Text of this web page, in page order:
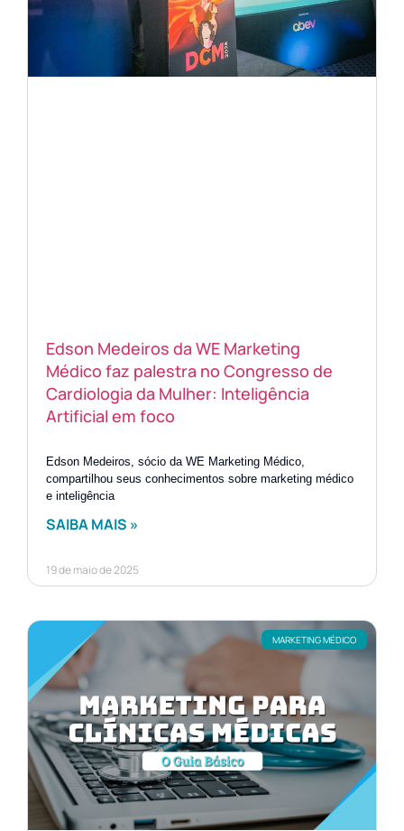
Edson Medeiros da WE Marketing
Médico faz palestra no Congresso de
Cardiologia da Mulher: Inteligência
Artificial em foco
Edson Medeiros, sócio da WE Marketing Médico,
compartilhou seus conhecimentos sobre marketing médico
e inteligência
SAIBA MAIS »
19 de maio de 2025
MARKETING MÉDICO